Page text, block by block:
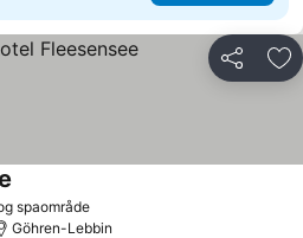
Del
spaområde
Göhren-Lebbin